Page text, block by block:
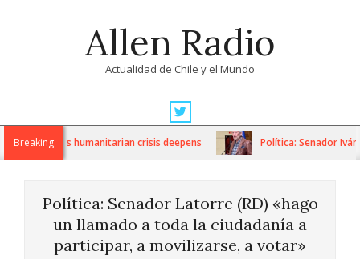
Allen Radio
Actualidad de Chile y el Mundo
Navigation
MenuBreaking
sanctions as humanitarian crisis deepens Política: Senador Iván
Política: Senador Latorre (RD) «hago
un llamado a toda la ciudadanía a
participar, a movilizarse, a votar»